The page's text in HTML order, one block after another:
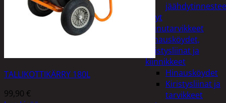
Öljyt
Perävaunutarvikkeet
Hinausköydet,
kiristysliinat ja
kiinnikkeet
Hinausköydet
Kiristysliinat ja
tarvikkeet
TALLIKOTTIKÄRRY 180L
99,90 €